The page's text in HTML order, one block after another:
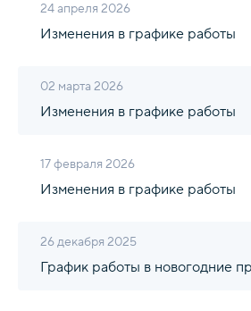
24 апреля 2026
Изменения в графике работы
02 марта 2026
Изменения в графике работы
17 февраля 2026
Изменения в графике работы
26 декабря 2025
График работы в новогодние